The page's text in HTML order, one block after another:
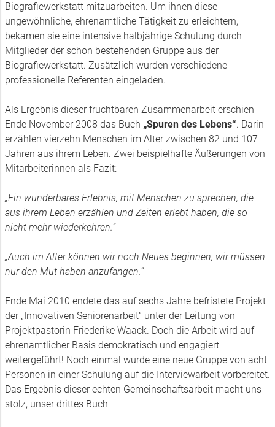
Biografiewerkstatt mitzuarbeiten. Um ihnen diese
ungewöhnliche, ehrenamtliche Tätigkeit zu erleichtern,
bekamen sie eine intensive halbjährige Schulung durch
Mitglieder der schon bestehenden Gruppe aus der
Biografiewerkstatt. Zusätzlich wurden verschiedene
professionelle Referenten eingeladen.
Als Ergebnis dieser fruchtbaren Zusammenarbeit erschien
Ende November 2008 das Buch „Spuren des Lebens“. Darin
erzählen vierzehn Menschen im Alter zwischen 82 und 107
Jahren aus ihrem Leben. Zwei beispielhafte Äußerungen von
Mitarbeiterinnen als Fazit:
„Ein wunderbares Erlebnis, mit Menschen zu sprechen, die
aus ihrem Leben erzählen und Zeiten erlebt haben, die so
nicht mehr wiederkehren.“
„Auch im Alter können wir noch Neues beginnen, wir müssen
nur den Mut haben anzufangen.“
Ende Mai 2010 endete das auf sechs Jahre befristete Projekt
der „Innovativen Seniorenarbeit“ unter der Leitung von
Projektpastorin Friederike Waack. Doch die Arbeit wird auf
ehrenamtlicher Basis demokratisch und engagiert
weitergeführt! Noch einmal wurde eine neue Gruppe von acht
Personen in einer Schulung auf die Interviewarbeit vorbereitet.
Das Ergebnis dieser echten Gemeinschaftsarbeit macht uns
stolz, unser drittes Buch